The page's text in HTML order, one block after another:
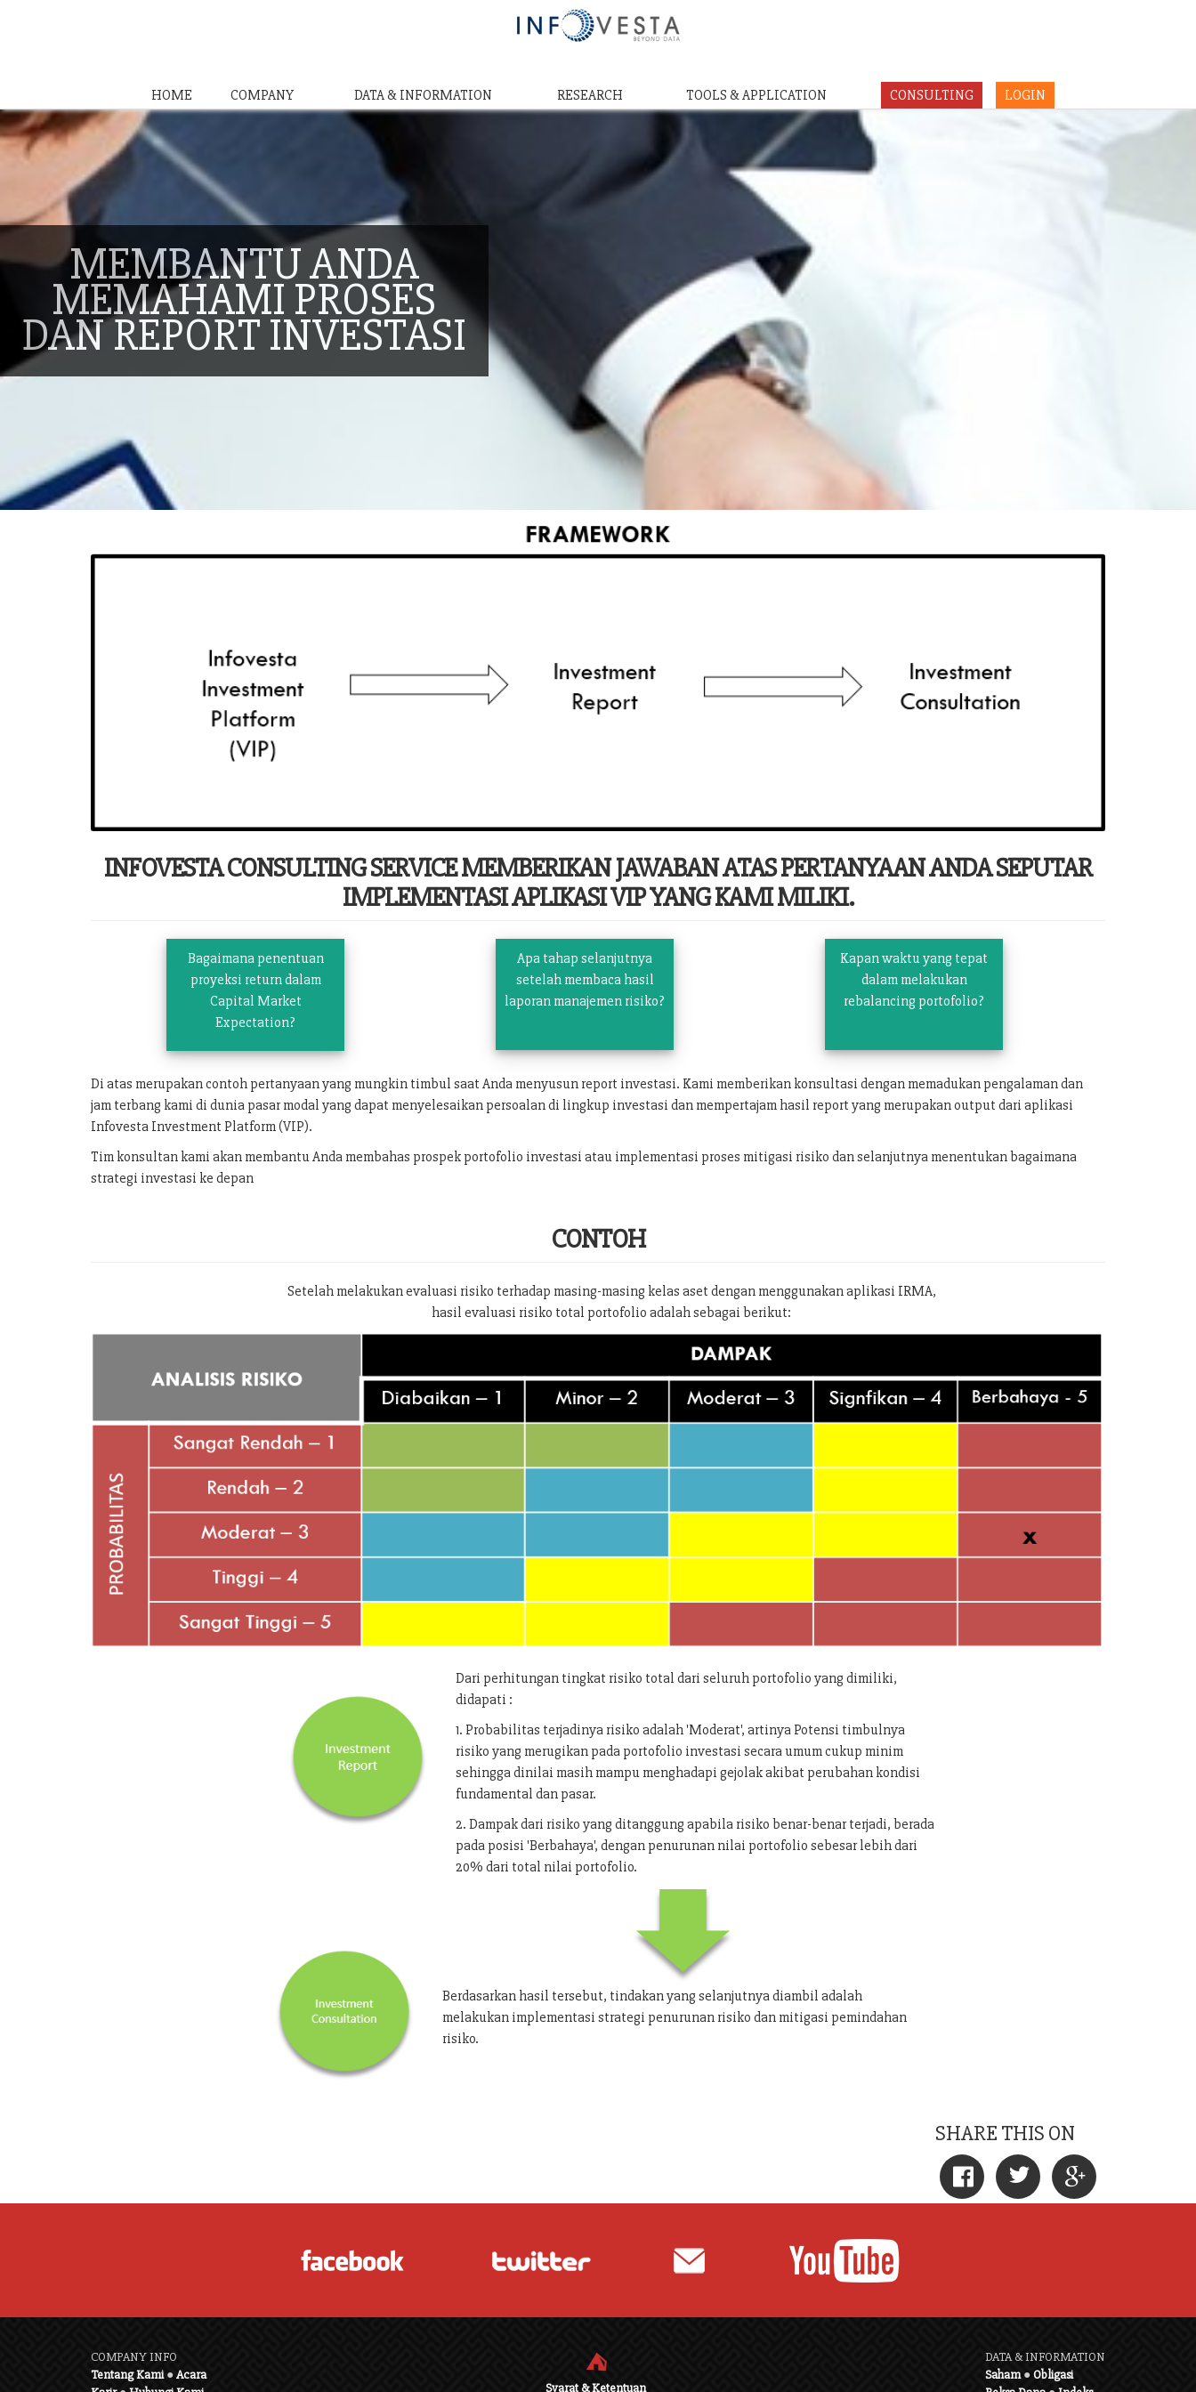
HOME COMPANY DATA & INFORMATION RESEARCH TOOLS & APPLICATION CONSULTING LOGIN
MEMBANTU ANDA
MEMAHAMI PROSES
DAN REPORT INVESTASI
INFOVESTA CONSULTING SERVICE MEMBERIKAN JAWABAN ATAS PERTANYAAN ANDA SEPUTAR
IMPLEMENTASI APLIKASI VIP YANG KAMI MILIKI.
Bagaimana penentuan
proyeksi return dalam
Capital Market
Expectation?
Apa tahap selanjutnya
setelah membaca hasil
laporan manajemen risiko?
Kapan waktu yang tepat
dalam melakukan
rebalancing portofolio?
Di atas merupakan contoh pertanyaan yang mungkin timbul saat Anda menyusun report investasi. Kami memberikan konsultasi dengan memadukan pengalaman dan
jam terbang kami di dunia pasar modal yang dapat menyelesaikan persoalan di lingkup investasi dan mempertajam hasil report yang merupakan output dari aplikasi
Infovesta Investment Platform (VIP).
Tim konsultan kami akan membantu Anda membahas prospek portofolio investasi atau implementasi proses mitigasi risiko dan selanjutnya menentukan bagaimana
strategi investasi ke depan
CONTOH
Setelah melakukan evaluasi risiko terhadap masing-masing kelas aset dengan menggunakan aplikasi IRMA,
hasil evaluasi risiko total portofolio adalah sebagai berikut:
Dari perhitungan tingkat risiko total dari seluruh portofolio yang dimiliki,
didapati :
1. Probabilitas terjadinya risiko adalah 'Moderat', artinya Potensi timbulnya
risiko yang merugikan pada portofolio investasi secara umum cukup minim
sehingga dinilai masih mampu menghadapi gejolak akibat perubahan kondisi
fundamental dan pasar.
2. Dampak dari risiko yang ditanggung apabila risiko benar-benar terjadi, berada
pada posisi 'Berbahaya', dengan penurunan nilai portofolio sebesar lebih dari
20% dari total nilai portofolio.
Berdasarkan hasil tersebut, tindakan yang selanjutnya diambil adalah
melakukan implementasi strategi penurunan risiko dan mitigasi pemindahan
risiko.
SHARE THIS ON
COMPANY INFO
Tentang Kami●Acara
DATA & INFORMATION
Saham●Obligasi
⛺
Syarat & Ketentuan